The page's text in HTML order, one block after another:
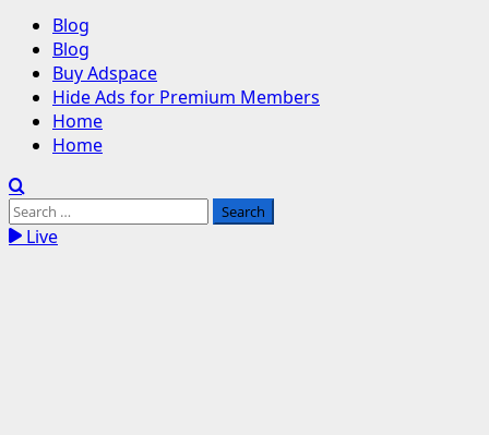
Primary
Menu
Blog
Blog
Buy Adspace
Hide Ads for Premium Members
Home
Home
Search
for:Live